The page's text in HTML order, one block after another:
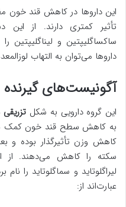
این داروها در کاهش قند خون
تأثیر کمتری دارند. از این
ساکساگلیپتین و لیناگلیپتین
داروها می‌توان به التهاب
آگونیست‌های گیرنده GLP-1
این گروه دارویی به شکل تزریقی
به کاهش سطح قند خون کمک
کاهش وزن تأثیرگذار بوده و
سکته را کاهش می‌دهند. از
لیراگلوتاید و سماگلوتاید را
عبارت‌اند از: